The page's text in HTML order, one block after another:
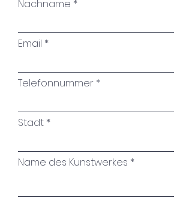
Nachname
Email
Telefonnummer
Stadt
Name des Kunstwerkes